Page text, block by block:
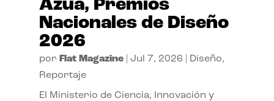
Azúa, Premios
Nacionales de Diseño
2026
por Flat Magazine| Jul 7, 2026 Diseño,
Reportaje
El Ministerio de Ciencia, Innovación y